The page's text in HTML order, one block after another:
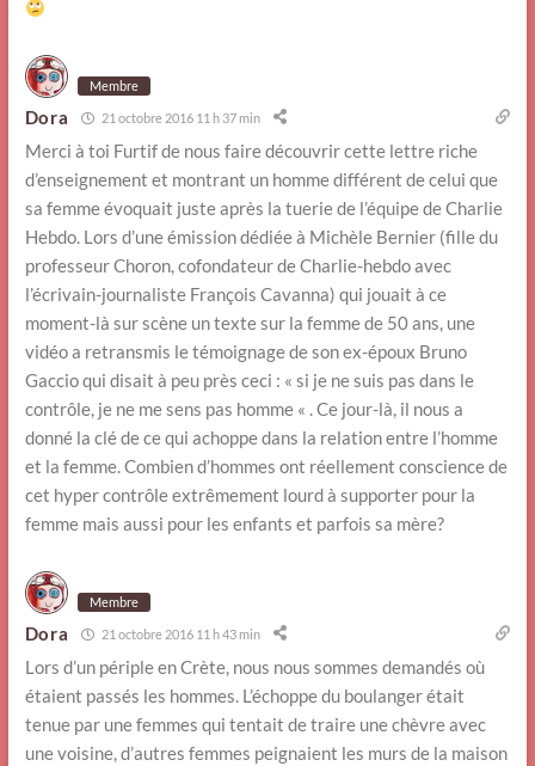
Membre
Dora 21 octobre 2016 11 h 37 min
Merci à toi Furtif de nous faire découvrir cette lettre riche
d’enseignement et montrant un homme différent de celui que
sa femme évoquait juste après la tuerie de l’équipe de Charlie
Hebdo. Lors d’une émission dédiée à Michèle Bernier (fille du
professeur Choron, cofondateur de Charlie-hebdo avec
l’écrivain-journaliste François Cavanna) qui jouait à ce
moment-là sur scène un texte sur la femme de 50 ans, une
vidéo a retransmis le témoignage de son ex-époux Bruno
Gaccio qui disait à peu près ceci : « si je ne suis pas dans le
contrôle, je ne me sens pas homme « . Ce jour-là, il nous a
donné la clé de ce qui achoppe dans la relation entre l’homme
et la femme. Combien d’hommes ont réellement conscience de
cet hyper contrôle extrêmement lourd à supporter pour la
femme mais aussi pour les enfants et parfois sa mère?
Membre
Dora 21 octobre 2016 11 h 43 min
Lors d’un périple en Crète, nous nous sommes demandés où
étaient passés les hommes. L’échoppe du boulanger était
tenue par une femmes qui tentait de traire une chèvre avec
une voisine, d’autres femmes peignaient les murs de la maison